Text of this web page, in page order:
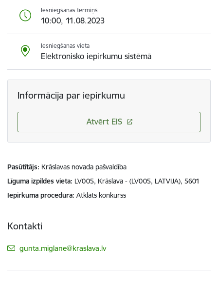
Iesniegšanas termiņš
10:00, 11.08.2023
Iesniegšanas vieta
Elektronisko iepirkumu sistēmā
Informācija par iepirkumu
Atvērt EIS
Pasūtītājs Krāslavas novada pašvaldība
Līguma izpildes vieta LV005, Krāslava - (LV005, LATVIJA), 5601
Iepirkuma procedūra Atklāts konkurss
Kontakti
E-pasts:
gunta.miglane@kraslava.lv